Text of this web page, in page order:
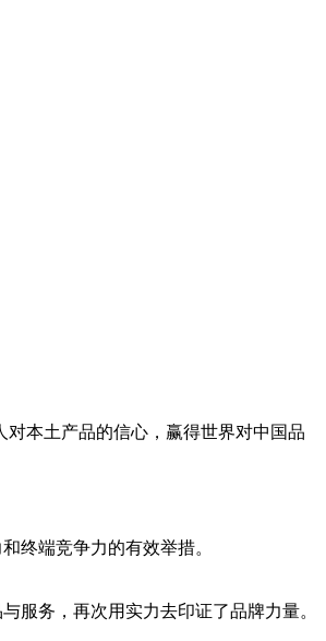
本土产品的信心，赢得世界对中国品
终端竞争力的有效举措。
服务，再次用实力去印证了品牌力量。